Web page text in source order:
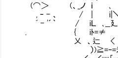
(⌒＞ (、_ノ ｉ ､
, ‐ - 、 / | i|＼ `ー ｉ ぶ
ﾞ - '´｀ / iＬ ､__廴
. { iﾄ=≠ _ 丿 八
乂 、辷 < ﾉ ｲ
）)≧=‐=禾